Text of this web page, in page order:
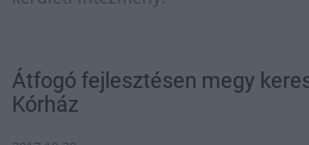
Átfogó fejlesztésen megy
Kórház